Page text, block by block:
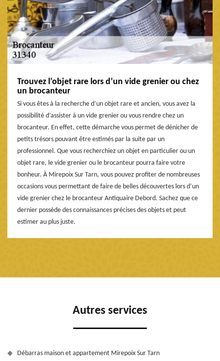
Trouvez l’objet rare lors d’un vide grenier ou chez
un brocanteur
Si vous êtes à la recherche d’un objet rare et ancien, vous avez la
possibilité d’assister à un vide grenier ou vous rendre chez un
brocanteur. En effet, cette démarche vous permet de dénicher de
petits trésors pouvant être estimés par la suite par un
professionnel. Que vous recherchiez un objet en particulier ou un
objet rare, le vide grenier ou le brocanteur pourra faire votre
bonheur. À Mirepoix Sur Tarn, vous pouvez profiter de nombreuses
occasions vous permettant de faire de belles découvertes lors d’un
vide grenier chez le brocanteur Antiquaire Debord. Sachez que ce
dernier possède des connaissances précises des objets et peut
estimer au plus juste.
Autres services
Débarras maison et appartement Mirepoix Sur Tarn